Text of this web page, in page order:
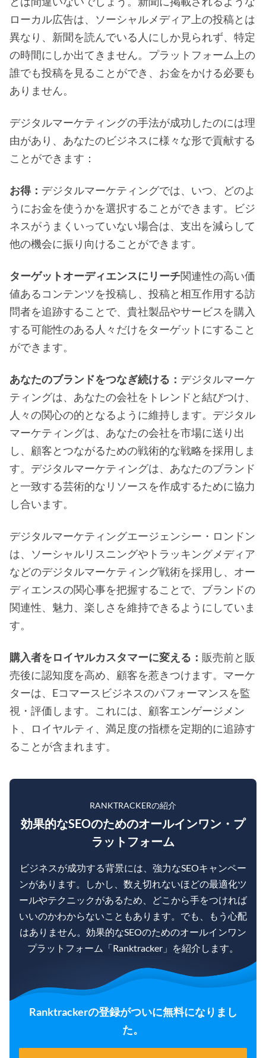
ローカル広告は、ソーシャルメディア上の投稿とは
異なり、新聞を読んでいる人にしか見られず、特定
の時間にしか出てきません。プラットフォーム上の
誰でも投稿を見ることができ、お金をかける必要も
ありません。
デジタルマーケティングの手法が成功したのには理
由があり、あなたのビジネスに様々な形で貢献する
ことができます：
お得： デジタルマーケティングでは、いつ、どのよ
うにお金を使うかを選択することができます。ビジ
ネスがうまくいっていない場合は、支出を減らして
他の機会に振り向けることができます。
ターゲットオーディエンスにリーチ関連性の高い価
値あるコンテンツを投稿し、投稿と相互作用する訪
問者を追跡することで、貴社製品やサービスを購入
する可能性のある人々だけをターゲットにすること
ができます。
あなたのブランドをつなぎ続ける： デジタルマーケ
ティングは、あなたの会社をトレンドと結びつけ、
人々の関心の的となるように維持します。デジタル
マーケティングは、あなたの会社を市場に送り出
し、顧客とつながるための戦術的な戦略を採用しま
す。デジタルマーケティングは、あなたのブランド
と一致する芸術的なリソースを作成するために協力
し合います。
デジタルマーケティングエージェンシー・ロンドン
は、ソーシャルリスニングやトラッキングメディア
などのデジタルマーケティング戦術を採用し、オー
ディエンスの関心事を把握することで、ブランドの
関連性、魅力、楽しさを維持できるようにしていま
す。
購入者をロイヤルカスタマーに変える： 販売前と販
売後に認知度を高め、顧客を惹きつけます。マーケ
ターは、Eコマースビジネスのパフォーマンスを監
視・評価します。これには、顧客エンゲージメン
ト、ロイヤルティ、満足度の指標を定期的に追跡す
ることが含まれます。
RANKTRACKERの紹介
効果的なSEOのためのオールインワン・プ
ラットフォーム
ビジネスが成功する背景には、強力なSEOキャンペー
ンがあります。しかし、数え切れないほどの最適化ツ
ールやテクニックがあるため、どこから手をつければ
いいのかわからないこともあります。でも、もう心配
はありません。効果的なSEOのためのオールインワン
プラットフォーム「Ranktracker」を紹介します。
Ranktrackerの登録がついに無料になりまし
た。